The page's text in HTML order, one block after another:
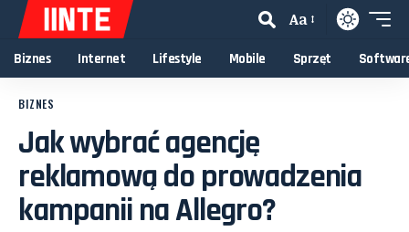
Aa
Biznes Internet Lifestyle Mobile Sprzęt
BIZNES
Jak wybrać agencję
reklamową do prowadzenia
kampanii na Allegro?